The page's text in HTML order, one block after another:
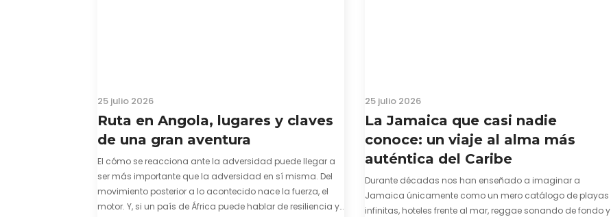
25 julio 2026
Ruta en Angola, lugares y claves
de una gran aventura
El cómo se reacciona ante la adversidad puede llegar a
ser más importante que la adversidad en sí misma. Del
movimiento posterior a lo acontecido nace la fuerza, el
motor. Y, si un país de África puede hablar de resiliencia y
25 julio 2026
La Jamaica que casi nadie
conoce: un viaje al alma más
auténtica del Caribe
Durante décadas nos han enseñado a imaginar a
Jamaica únicamente como un mero catálogo de playas
infinitas, hoteles frente al mar, reggae sonando de fondo y